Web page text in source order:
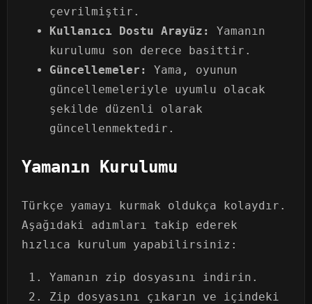
çevrilmiştir.
Kullanıcı Dostu Arayüz:
Yamanın
kurulumu son derece basittir.
Güncellemeler:
Yama, oyunun
güncellemeleriyle uyumlu olacak
şekilde düzenli olarak
güncellenmektedir.
Yamanın Kurulumu
Türkçe yamayı kurmak oldukça kolaydır.
Aşağıdaki adımları takip ederek
hızlıca kurulum yapabilirsiniz:
Yamanın zip dosyasını indirin.
Zip dosyasını çıkarın ve içindeki